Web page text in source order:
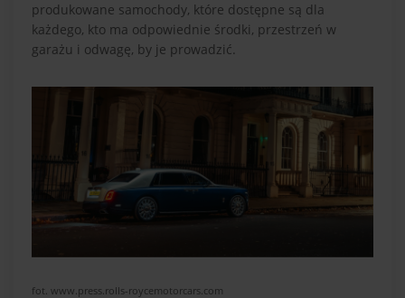
produkowane samochody, które dostępne są dla
każdego, kto ma odpowiednie środki, przestrzeń w
garażu i odwagę, by je prowadzić.
fot. www.press.rolls-roycemotorcars.com